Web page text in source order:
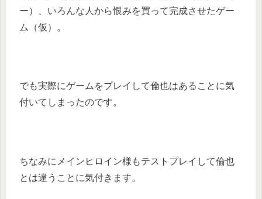
ー）、いろんな人から恨みを買って完成させたゲー
ム（仮）。
でも実際にゲームをプレイして倫也はあることに気
付いてしまったのです。
ちなみにメインヒロイン様もテストプレイして倫也
とは違うことに気付きます。